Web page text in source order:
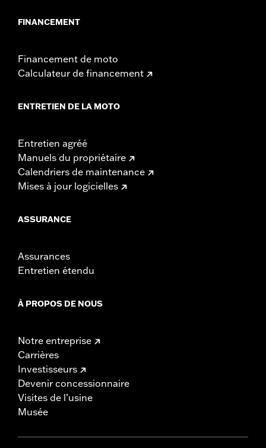
FINANCEMENT
Financement de moto
Calculateur de financement
ENTRETIEN DE LA MOTO
Entretien agréé
Manuels du propriétaire
Calendriers de maintenance
Mises à jour logicielles
ASSURANCE
Assurances
Entretien étendu
À PROPOS DE NOUS
Notre entreprise
Carrières
Investisseurs
Devenir concessionnaire
Visites de l’usine
Musée